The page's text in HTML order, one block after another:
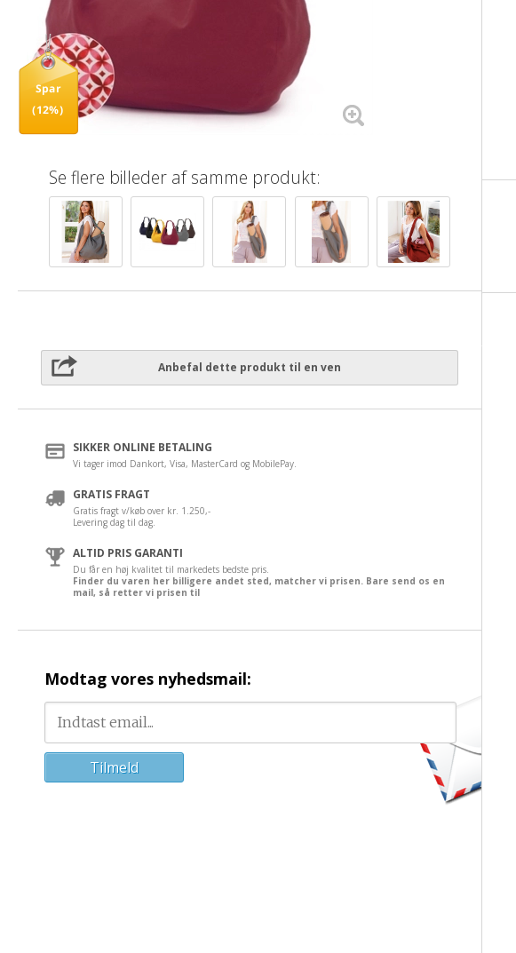
Spar
(12%)
Se flere billeder af samme produkt:
Anbefal dette produkt til en ven
SIKKER ONLINE BETALING
Vi tager imod Dankort, Visa, MasterCard og MobilePay.
GRATIS FRAGT
Gratis fragt v/køb over kr. 1.250,-
Levering dag til dag.
ALTID PRIS GARANTI
Du får en høj kvalitet til markedets bedste pris.
Finder du varen her billigere andet sted, matcher vi prisen. Bare send os en
mail, så retter vi prisen til
Modtag vores nyhedsmail: